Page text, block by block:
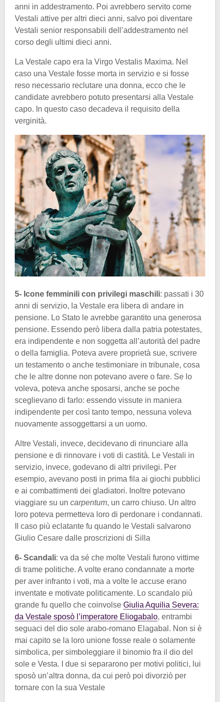
anni in addestramento. Poi avrebbero servito come
Vestali attive per altri dieci anni, salvo poi diventare
Vestali senior responsabili dell’addestramento nel
corso degli ultimi dieci anni.
La Vestale capo era la Virgo Vestalis Maxima. Nel
caso una Vestale fosse morta in servizio e si fosse
reso necessario reclutare una donna, ecco che le
candidate avrebbero potuto presentarsi alla Vestale
capo. In questo caso decadeva il requisito della
verginità.
5- Icone femminili con privilegi maschili: passati i 30
anni di servizio, la Vestale era libera di andare in
pensione. Lo Stato le avrebbe garantito una generosa
pensione. Essendo però libera dalla patria potestates,
era indipendente e non soggetta all’autorità del padre
o della famiglia. Poteva avere proprietà sue, scrivere
un testamento o anche testimoniare in tribunale, cosa
che le altre donne non potevano avere o fare. Se lo
voleva, poteva anche sposarsi, anche se poche
sceglievano di farlo: essendo vissute in maniera
indipendente per così tanto tempo, nessuna voleva
nuovamente assoggettarsi a un uomo.
Altre Vestali, invece, decidevano di rinunciare alla
pensione e di rinnovare i voti di castità. Le Vestali in
servizio, invece, godevano di altri privilegi. Per
esempio, avevano posti in prima fila ai giochi pubblici
e ai combattimenti dei gladiatori. Inoltre potevano
viaggiare su un carpentum, un carro chiuso. Un altro
loro poteva permetteva loro di perdonare i condannati.
Il caso più eclatante fu quando le Vestali salvarono
Giulio Cesare dalle proscrizioni di Silla
6- Scandali: va da sé che molte Vestali furono vittime
di trame politiche. A volte erano condannate a morte
per aver infranto i voti, ma a volte le accuse erano
inventate e motivate politicamente. Lo scandalo più
grande fu quello che coinvolse Giulia Aquilia Severa:
da Vestale sposò l’imperatore Eliogabalo, entrambi
seguaci del dio sole arabo-romano Elagabal. Non si è
mai capito se la loro unione fosse reale o solamente
simbolica, per simboleggiare il binomio fra il dio del
sole e Vesta. I due si separarono per motivi politici, lui
sposò un’altra donna, da cui però poi divorziò per
tornare con la sua Vestale